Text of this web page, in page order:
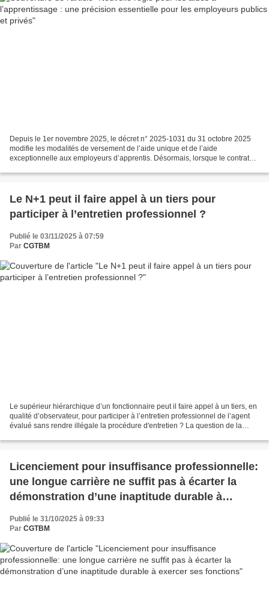
Depuis le 1er novembre 2025, le décret n° 2025-1031 du 31 octobre 2025
modifie les modalités de versement de l’aide unique et de l’aide
exceptionnelle aux employeurs d’apprentis. Désormais, lorsque le contrat
Le N+1 peut il faire appel à un tiers pour
participer à l’entretien professionnel ?
Publié le 03/11/2025 à 07:59
Par CGTBM
Le supérieur hiérarchique d’un fonctionnaire peut il faire appel à un tiers, en
qualité d’observateur, pour participer à l’entretien professionnel de l’agent
évalué sans rendre illégale la procédure d'entretien ? La question de la
Licenciement pour insuffisance professionnelle:
une longue carrière ne suffit pas à écarter la
démonstration d’une inaptitude durable à
exercer ses fonctions
Publié le 31/10/2025 à 09:33
Par CGTBM